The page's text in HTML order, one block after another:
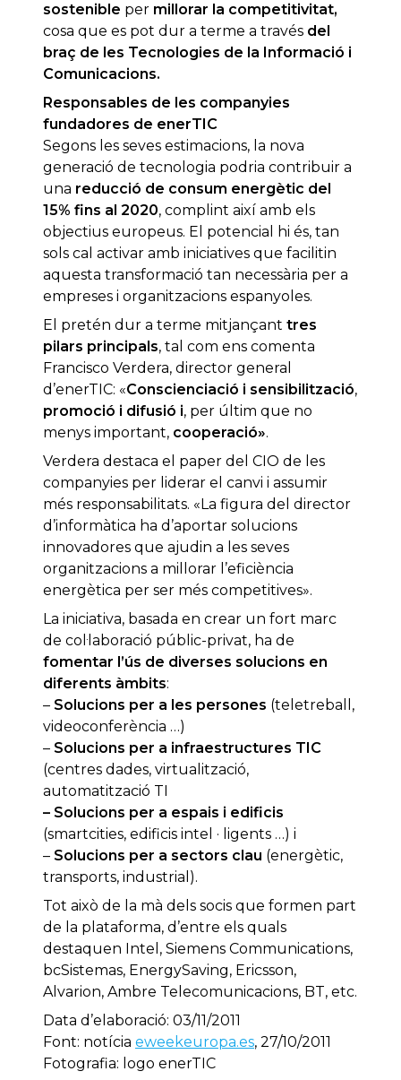
sostenible per millorar la competitivitat,
cosa que es pot dur a terme a través del
braç de les Tecnologies de la Informació i
Comunicacions.
Responsables de les companyies
fundadores de enerTIC
Segons les seves estimacions, la nova
generació de tecnologia podria contribuir a
una reducció de consum energètic del
15% fins al 2020, complint així amb els
objectius europeus. El potencial hi és, tan
sols cal activar amb iniciatives que facilitin
aquesta transformació tan necessària per a
empreses i organitzacions espanyoles.
El pretén dur a terme mitjançant tres
pilars principals, tal com ens comenta
Francisco Verdera, director general
d’enerTIC: «Conscienciació i sensibilització,
promoció i difusió i, per últim que no
menys important, cooperació».
Verdera destaca el paper del CIO de les
companyies per liderar el canvi i assumir
més responsabilitats. «La figura del director
d’informàtica ha d’aportar solucions
innovadores que ajudin a les seves
organitzacions a millorar l’eficiència
energètica per ser més competitives».
La iniciativa, basada en crear un fort marc
de col·laboració públic-privat, ha de
fomentar l’ús de diverses solucions en
diferents àmbits:
– Solucions per a les persones (teletreball,
videoconferència …)
– Solucions per a infraestructures TIC
(centres dades, virtualització,
automatització TI
– Solucions per a espais i edificis
(smartcities, edificis intel · ligents …) i
– Solucions per a sectors clau (energètic,
transports, industrial).
Tot això de la mà dels socis que formen part
de la plataforma, d’entre els quals
destaquen Intel, Siemens Communications,
bcSistemas, EnergySaving, Ericsson,
Alvarion, Ambre Telecomunicacions, BT, etc.
Data d’elaboració: 03/11/2011
Font: notícia eweekeuropa.es, 27/10/2011
Fotografia: logo enerTIC